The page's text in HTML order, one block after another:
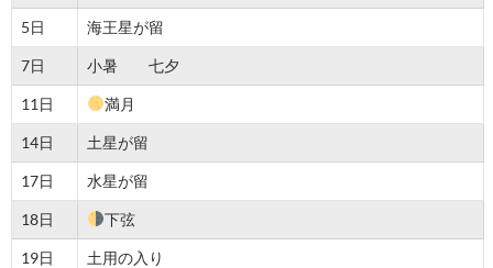
5日 海王星が留
7日 小暑 七夕
11日 満月
14日 土星が留
17日 水星が留
18日 下弦
19日 土用の入り